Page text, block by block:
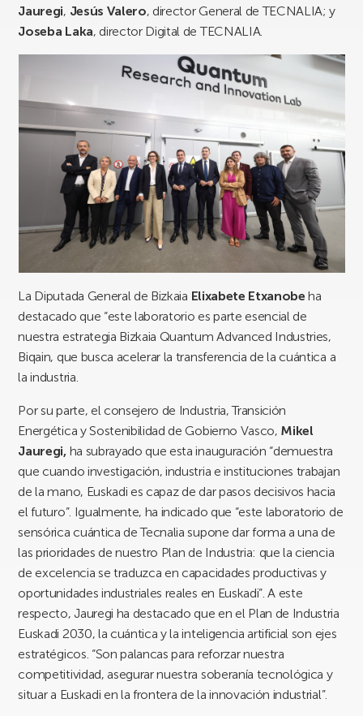
Jauregi, Jesús Valero, director General de TECNALIA; y
Joseba Laka, director Digital de TECNALIA.
La Diputada General de Bizkaia Elixabete Etxanobe ha
destacado que “este laboratorio es parte esencial de
nuestra estrategia Bizkaia Quantum Advanced Industries,
Biqain, que busca acelerar la transferencia de la cuántica a
la industria.
Por su parte, el consejero de Industria, Transición
Energética y Sostenibilidad de Gobierno Vasco, Mikel
Jauregi,ha subrayado que esta inauguración “demuestra
que cuando investigación, industria e instituciones trabajan
de la mano, Euskadi es capaz de dar pasos decisivos hacia
el futuro”. Igualmente, ha indicado que “este laboratorio de
sensórica cuántica de Tecnalia supone dar forma a una de
las prioridades de nuestro Plan de Industria: que la ciencia
de excelencia se traduzca en capacidades productivas y
oportunidades industriales reales en Euskadi”. A este
respecto, Jauregi ha destacado que en el Plan de Industria
Euskadi 2030, la cuántica y la inteligencia artificial son ejes
estratégicos. “Son palancas para reforzar nuestra
competitividad, asegurar nuestra soberanía tecnológica y
situar a Euskadi en la frontera de la innovación industrial”.